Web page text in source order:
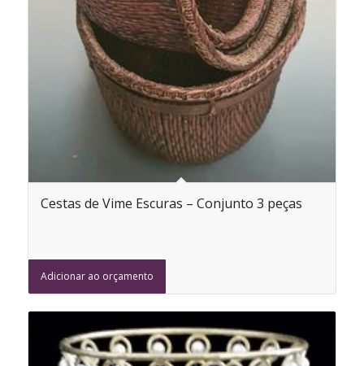
Cestas de Vime Escuras – Conjunto 3 peças
Adicionar ao orçamento